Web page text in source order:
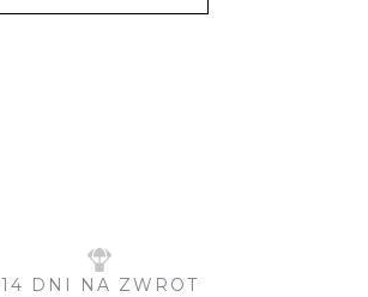
14 DNI NA ZWROT